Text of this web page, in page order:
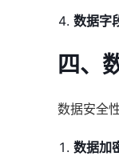
数据字
四、
数据安全
数据加